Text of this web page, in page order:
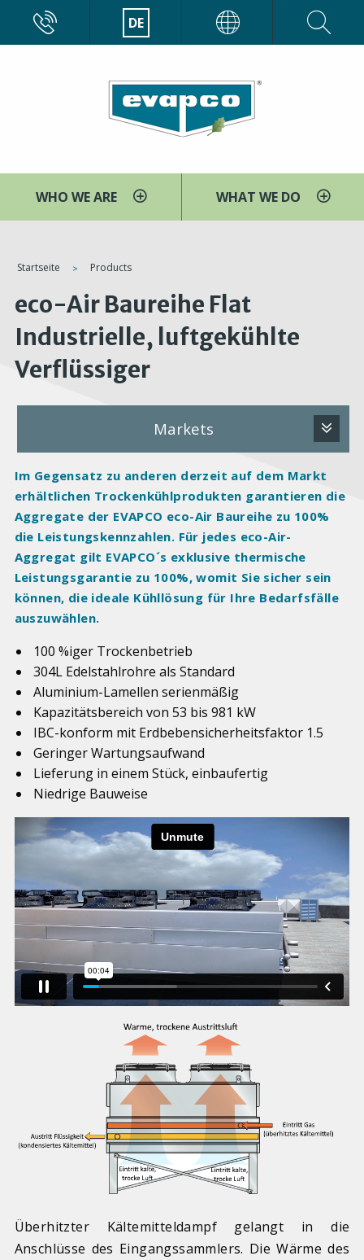
Direkt
Inhalt
DE
WHO WE ARE WHAT WE DO
You
here
Startseite Products
eco-Air Baureihe Flat
Industrielle, luftgekühlte
Verflüssiger
Markets
Im Gegensatz zu anderen derzeit auf dem Markt
erhältlichen Trockenkühlprodukten garantieren die
Aggregate der EVAPCO eco-Air Baureihe zu 100%
die Leistungskennzahlen. Für jedes eco-Air-
Aggregat gilt EVAPCO´s exklusive thermische
Leistungsgarantie zu 100%, womit Sie sicher sein
können, die ideale Kühllösung für Ihre Bedarfsfälle
auszuwählen.
100 %iger Trockenbetrieb
304L Edelstahlrohre als Standard
Aluminium-Lamellen serienmäßig
Kapazitätsbereich von 53 bis 981 kW
IBC-konform mit Erdbebensicherheitsfaktor 1.5
Geringer Wartungsaufwand
Lieferung in einem Stück, einbaufertig
Niedrige Bauweise
Überhitzter Kältemitteldampf gelangt in die
Anschlüsse des Eingangssammlers. Die Wärme des